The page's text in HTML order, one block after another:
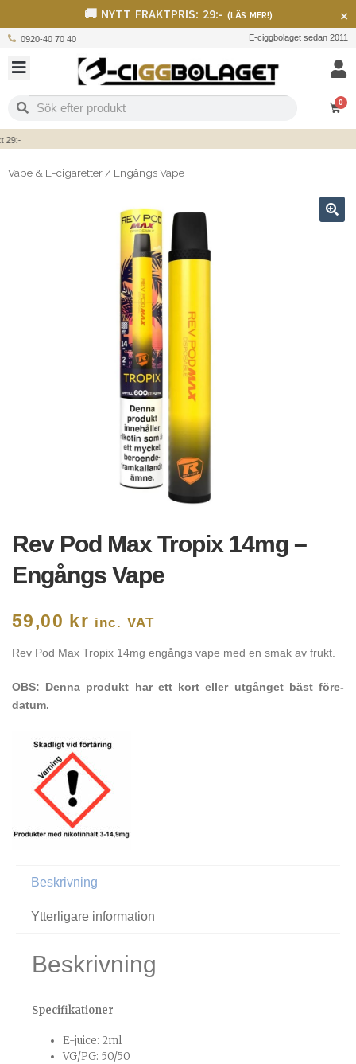
🚚 NYTT FRAKTPRIS: 29:- (LÄS MER!) ×
0920-40 70 40 E-ciggbolaget sedan 2011
0
Vape & E-cigaretter / Engångs Vape
Rev Pod Max Tropix 14mg –
Engångs Vape
59,00 kr inc. VAT
Rev Pod Max Tropix 14mg engångs vape med en smak av frukt.
OBS: Denna produkt har ett kort eller utgånget bäst före-
datum.
Beskrivning
Ytterligare information
Beskrivning
Specifikationer
E-juice: 2ml
VG/PG: 50/50